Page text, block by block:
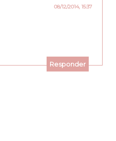
08/12/2014, 15:37
Responder